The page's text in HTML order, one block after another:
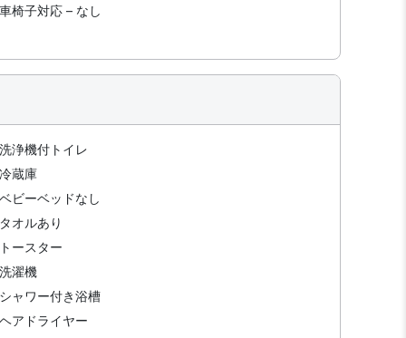
車椅子対応 – なし
洗浄機付トイレ
冷蔵庫
ベビーベッドなし
タオルあり
トースター
洗濯機
シャワー付き浴槽
ヘアドライヤー